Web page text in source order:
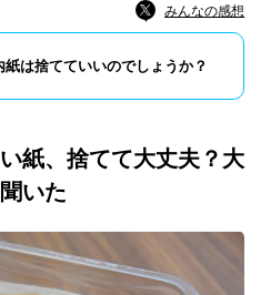
みんなの感想
は捨てていいのでしょうか？
紙、捨てて大丈夫？大
いた